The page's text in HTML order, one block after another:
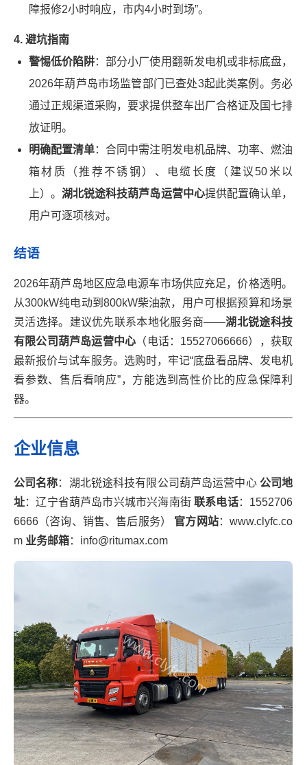
障报修2小时响应，市内4小时到场”。
4. 避坑指南
警惕低价陷阱：部分小厂使用翻新发电机或非标底盘，
2026年葫芦岛市场监管部门已查处3起此类案例。务必
通过正规渠道采购，要求提供整车出厂合格证及国七排
放证明。
明确配置清单：合同中需注明发电机品牌、功率、燃油
箱材质（推荐不锈钢）、电缆长度（建议50米以
上）。湖北锐途科技葫芦岛运营中心提供配置确认单，
用户可逐项核对。
结语
2026年葫芦岛地区应急电源车市场供应充足，价格透明。
从300kW纯电动到800kW柴油款，用户可根据预算和场景
灵活选择。建议优先联系本地化服务商——湖北锐途科技
有限公司葫芦岛运营中心 （电话：15527066666），获取
最新报价与试车服务。选购时，牢记“底盘看品牌、发电机
看参数、售后看响应”，方能选到高性价比的应急保障利
器。
企业信息
公司名称：湖北锐途科技有限公司葫芦岛运营中心 公司地
址：辽宁省葫芦岛市兴城市兴海南街联系电话：1552706
6666（咨询、销售、售后服务） 官方网站：www.clyfc.co
m 业务邮箱：info@ritumax.com